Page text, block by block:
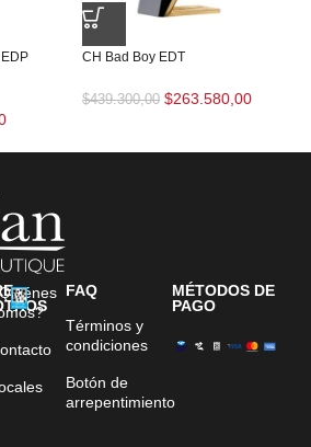
CH Bad Boy EDT
$439.300,00 $263.580,00
FAQ
Términos y
condiciones
Botón de
arrepentimiento
MÉTODOS DE
PAGO